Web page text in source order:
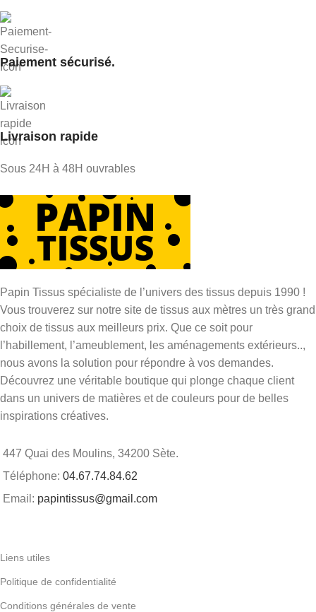
Paiement sécurisé.
Livraison rapide
Sous 24H à 48H ouvrables
Papin Tissus spécialiste de l’univers des tissus depuis 1990 !
Vous trouverez sur notre site de tissus aux mètres un très grand
choix de tissus aux meilleurs prix. Que ce soit pour
l’habillement, l’ameublement, les aménagements extérieurs..,
nous avons la solution pour répondre à vos demandes.
Découvrez une véritable boutique qui plonge chaque client
dans un univers de matières et de couleurs pour de belles
inspirations créatives.
447 Quai des Moulins, 34200 Sète.
Téléphone: 04.67.74.84.62
Email: papintissus@gmail.com
Liens utiles
Politique de confidentialité
Conditions générales de vente